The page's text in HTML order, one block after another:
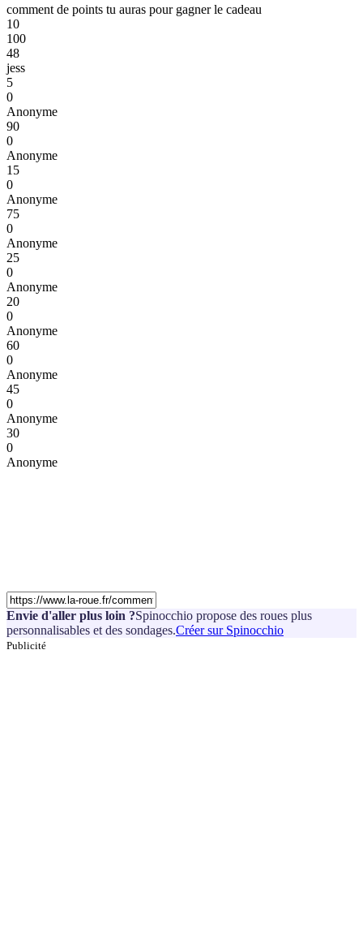
comment de points tu auras pour gagner le cadeau
10
100
48
jess
5
0
Anonyme
90
0
Anonyme
15
0
Anonyme
75
0
Anonyme
25
0
Anonyme
20
0
Anonyme
60
0
Anonyme
45
0
Anonyme
30
0
Anonyme
Envie d'aller plus loin ?Spinocchio propose des roues plus
personnalisables et des sondages.Créer sur Spinocchio
Publicité